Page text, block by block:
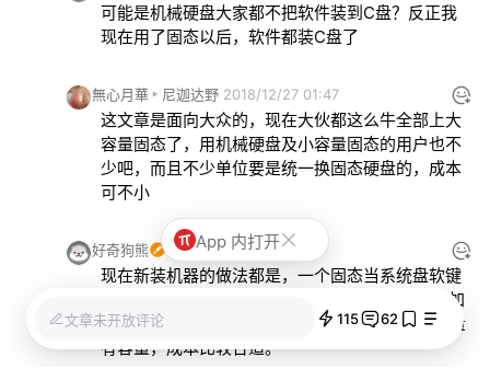
可能是机械硬盘大家都不把软件装到C盘？反正我
现在用了固态以后，软件都装C盘了
無心月華 尼迦达野 2018/12/27 01:47
这文章是面向大众的，现在大伙都这么牛全部上大
容量固态了，用机械硬盘及小容量固态的用户也不
少吧，而且不少单位要是统一换固态硬盘的，成本
可不小
好奇狗熊 2018/12/27 02:57
现在新装机器的做法都是，一个固态当系统盘软键
盘，一个机械硬盘当存储盘，我就是256GB固态加
2T的机械盘，这样的好处是要速度有速度，要容量
有容量，成本比较合适。
文章未开放评论 115 62
App 内打开